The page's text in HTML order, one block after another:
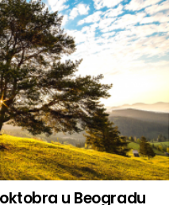
oktobra u Beogradu